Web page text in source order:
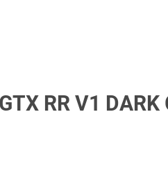
RR V1 DARK